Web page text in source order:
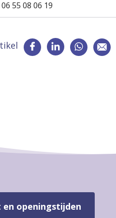
55 08 06 19
en openingstijden